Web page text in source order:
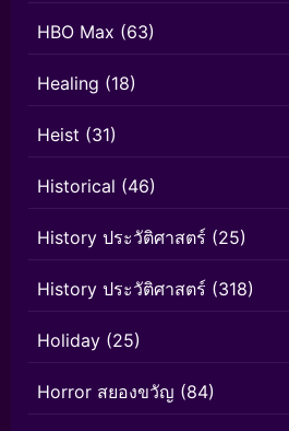
HBO Max (63)
Healing (18)
Heist (31)
Historical (46)
History ประวัติศาสตร์ (25)
History ประวัติศาสตร์ (318)
Holiday (25)
Horror สยองขวัญ (84)